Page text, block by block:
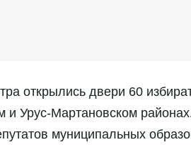
открылись двери 60
и Урус-Мартановском
муниципальных